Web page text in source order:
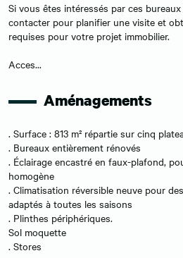
Si vous êtes intéressés par ces
contacter pour planifier une visite et
requises pour votre projet immobilier.
Acces...
Aménagements
. Surface : 813 m² répartie sur cinq
. Bureaux entièrement rénovés
. Éclairage encastré en faux-plafond,
homogène
. Climatisation réversible neuve pour
adaptés à toutes les saisons
. Plinthes périphériques.
Sol moquette
. Stores